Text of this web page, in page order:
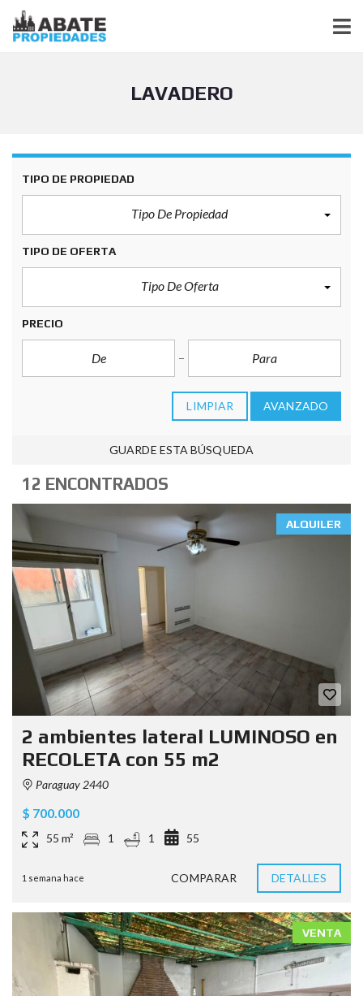
LAVADERO
TIPO DE PROPIEDAD
Tipo De Propiedad
TIPO DE OFERTA
Tipo De Oferta
PRECIO
LIMPIAR AVANZADO
GUARDE ESTA BÚSQUEDA
12 ENCONTRADOS
ALQUILER
2 ambientes lateral LUMINOSO en
RECOLETA con 55 m2
Paraguay 2440
$ 700.000
55 m² 1 1 55
1 semana hace COMPARAR DETALLES
VENTA